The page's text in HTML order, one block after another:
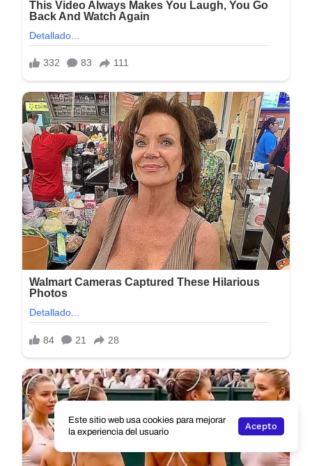
Este sitio web usa cookies para mejorar
la experiencia del usuario
Acepto